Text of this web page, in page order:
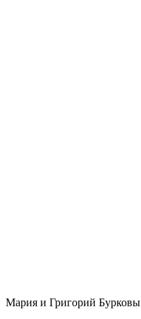
Мария и Григорий Бурковы